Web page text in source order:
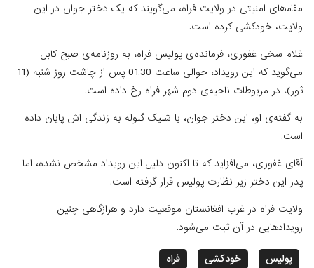
مقام‌های امنیتی در ولایت فراه، می‌گویند که یک دختر جوان در این
ولایت، خودکشی کرده است.
غلام سخی غفوری، فرمانده‌ی پولیس فراه، به روزنامه‌ی صبح کابل
می‌گوید که این رویداد، حوالی ساعت 01:30 پس از چاشت روز شنبه (11
ثور)، در مربوطات ناحیه‌ی دوم شهر فراه رخ داده است.
به گفته‌ی او، این دختر جوان، با شلیک گلوله به زندگی اش پایان داده
است.
آقای غفوری، می‌افزاید که تا اکنون دلیل این رویداد مشخص نشده، اما
پدر این دختر زیر نظارت پولیس قرار گرفته است.
ولایت فراه در غرب افغانستان موقعیت دارد و هرازگاهی چنین
رویدادهایی در آن ثبت می‌شود.
پولیس خودکشی فراه